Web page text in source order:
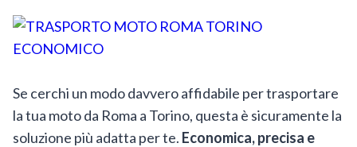
Se cerchi un modo davvero affidabile per trasportare
la tua moto da Roma a Torino, questa è sicuramente la
soluzione più adatta per te. Economica, precisa e